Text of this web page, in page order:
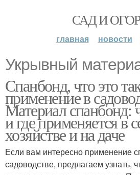
САД И
главная новости
Укрывный
Спанбонд, что это
применение в
Материал спанбонд:
и где применяется в
хозяйстве и на даче
Если вам интересно применение
садоводстве, предлагаем узнать,